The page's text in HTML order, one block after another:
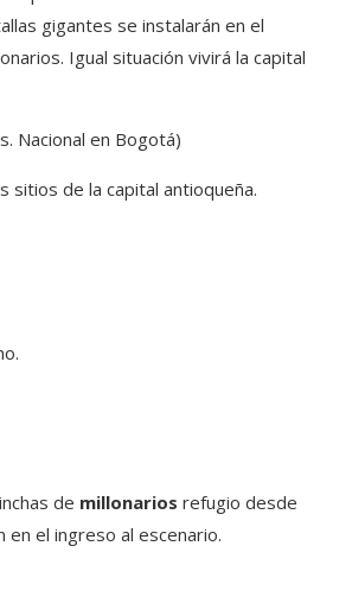
gigantes se instalarán en el
Igual situación vivirá la capital
Nacional en Bogotá)
sitios de la capital antioqueña.
de millonarios refugio desde
en el ingreso al escenario.